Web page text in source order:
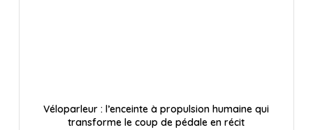
Véloparleur : l’enceinte à propulsion humaine qui
transforme le coup de pédale en récit